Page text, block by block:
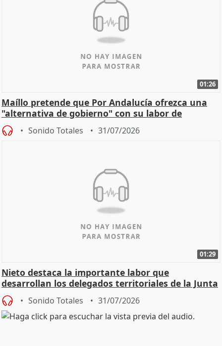
01:26
Maíllo pretende que Por Andalucía ofrezca una
"alternativa de gobierno" con su labor de
oposición
Sonido Totales 31/07/2026
01:29
Nieto destaca la importante labor que
desarrollan los delegados territoriales de la Junta
Sonido Totales 31/07/2026